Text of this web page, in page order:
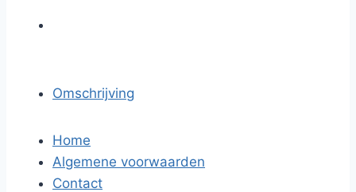
Omschrijving
Home
Algemene voorwaarden
Contact